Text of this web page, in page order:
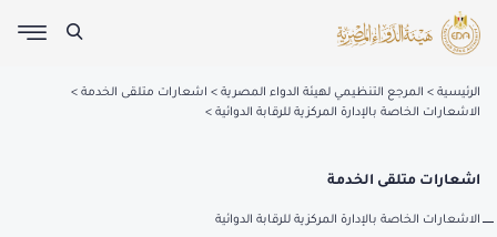
الرئيسية المرجع التنظيمي لهيئة الدواء المصرية
اشعارات متلقى الخدمة
الاشعارات الخاصة بالإدارة المركزية للرقابة الدوائية
اشعارات متلقى الخدمة
الاشعارات الخاصة بالإدارة المركزية للرقابة الدوائية